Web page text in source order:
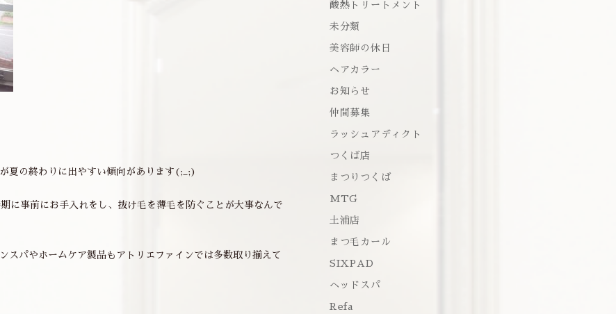
夏の終わりに出やすい傾向があります(;_;)
に事前にお手入れをし、抜け毛を薄毛を防ぐことが大事なんで
スパやホームケア製品もアトリエファインでは多数取り揃えて
酸熱トリートメント
未分類
美容師の休日
ヘアカラー
お知らせ
仲間募集
ラッシュアディクト
つくば店
まつりつくば
MTG
土浦店
まつ毛カール
SIXPAD
ヘッドスパ
Refa